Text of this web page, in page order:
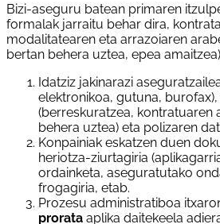
Bizi-aseguru batean primaren
formalak jarraitu behar dira,
modalitatearen eta arrazoiaren
bertan behera uztea, epea
Idatziz jakinarazi
elektronikoa, gutuna,
(berreskuratzea, kontratuaren
behera uztea) eta polizaren
Konpainiak eskatzen duen
heriotza-ziurtagiria
ordainketa, aseguratutako
frogagiria, etab.
Prozesu administratiboa
prorata aplika daitekeela